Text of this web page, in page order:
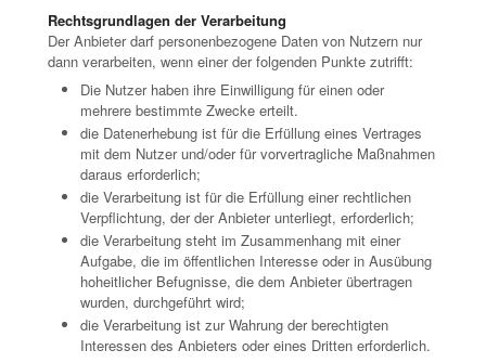
Rechtsgrundlagen der Verarbeitung
Der Anbieter darf personenbezogene Daten von Nutzern nur
dann verarbeiten, wenn einer der folgenden Punkte zutrifft:
Die Nutzer haben ihre Einwilligung für einen oder
mehrere bestimmte Zwecke erteilt.
die Datenerhebung ist für die Erfüllung eines Vertrages
mit dem Nutzer und/oder für vorvertragliche Maßnahmen
daraus erforderlich;
die Verarbeitung ist für die Erfüllung einer rechtlichen
Verpflichtung, der der Anbieter unterliegt, erforderlich;
die Verarbeitung steht im Zusammenhang mit einer
Aufgabe, die im öffentlichen Interesse oder in Ausübung
hoheitlicher Befugnisse, die dem Anbieter übertragen
wurden, durchgeführt wird;
die Verarbeitung ist zur Wahrung der berechtigten
Interessen des Anbieters oder eines Dritten erforderlich.